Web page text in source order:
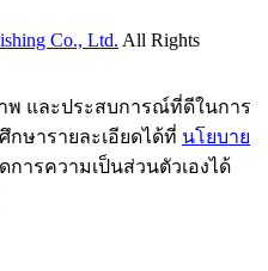
Co., Ltd. All Rights
พ และประสบการณ์ที่ดีในการ
ษารายละเอียดได้ที่ นโยบาย
การความเป็นส่วนตัวเองได้